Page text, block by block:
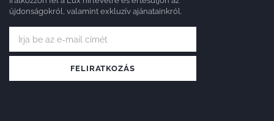
újdonságokról, valamint exkluzív ajánatainkról.
FELIRATKOZÁS